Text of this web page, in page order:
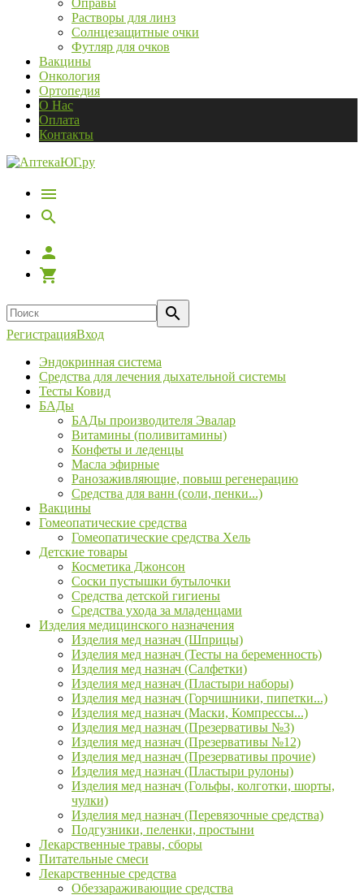
Оправы
Растворы для линз
Солнцезащитные очки
Футляр для очков
Вакцины
Онкология
Ортопедия
О Нас
Оплата
Контакты
РегистрацияВход
Эндокринная система
Средства для лечения дыхательной системы
Тесты Ковид
БАДы
БАДы производителя Эвалар
Витамины (поливитамины)
Конфеты и леденцы
Масла эфирные
Ранозаживляющие, повыш регенерацию
Средства для ванн (соли, пенки...)
Вакцины
Гомеопатические средства
Гомеопатические средства Хель
Детские товары
Косметика Джонсон
Соски пустышки бутылочки
Средства детской гигиены
Средства ухода за младенцами
Изделия медицинского назначения
Изделия мед назнач (Шприцы)
Изделия мед назнач (Тесты на беременность)
Изделия мед назнач (Салфетки)
Изделия мед назнач (Пластыри наборы)
Изделия мед назнач (Горчишники, пипетки...)
Изделия мед назнач (Маски, Компрессы...)
Изделия мед назнач (Презервативы №3)
Изделия мед назнач (Презервативы №12)
Изделия мед назнач (Презервативы прочие)
Изделия мед назнач (Пластыри рулоны)
Изделия мед назнач (Гольфы, колготки, шорты,
чулки)
Изделия мед назнач (Перевязочные средства)
Подгузники, пеленки, простыни
Лекарственные травы, сборы
Питательные смеси
Лекарственные средства
Обеззараживающие средства